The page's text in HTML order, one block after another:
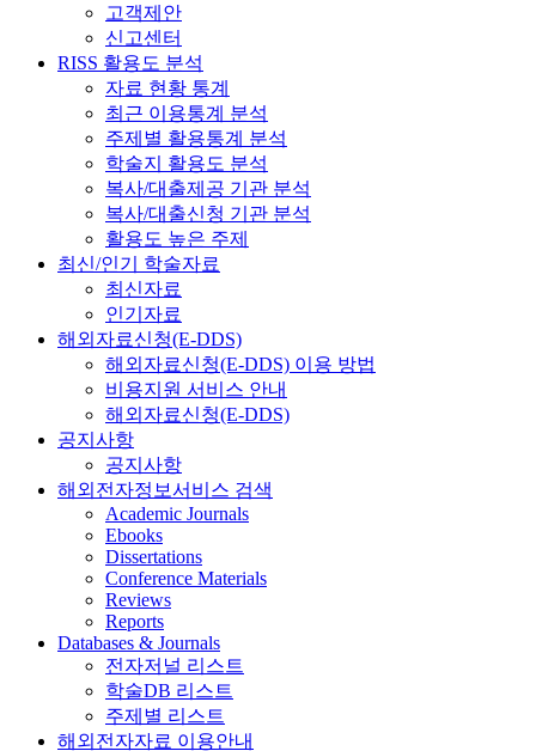
고객제안
신고센터
RISS 활용도 분석
자료 현황 통계
최근 이용통계 분석
주제별 활용통계 분석
학술지 활용도 분석
복사/대출제공 기관 분석
복사/대출신청 기관 분석
활용도 높은 주제
최신/인기 학술자료
최신자료
인기자료
해외자료신청(E-DDS)
해외자료신청(E-DDS) 이용 방법
비용지원 서비스 안내
해외자료신청(E-DDS)
공지사항
공지사항
해외전자정보서비스 검색
Academic Journals
Ebooks
Dissertations
Conference Materials
Reviews
Reports
Databases & Journals
전자저널 리스트
학술DB 리스트
주제별 리스트
해외전자자료 이용안내